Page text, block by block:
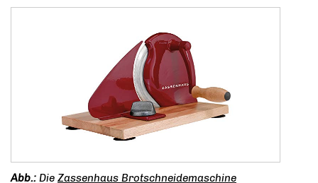
Die Zassenhaus Brotschneidemaschine